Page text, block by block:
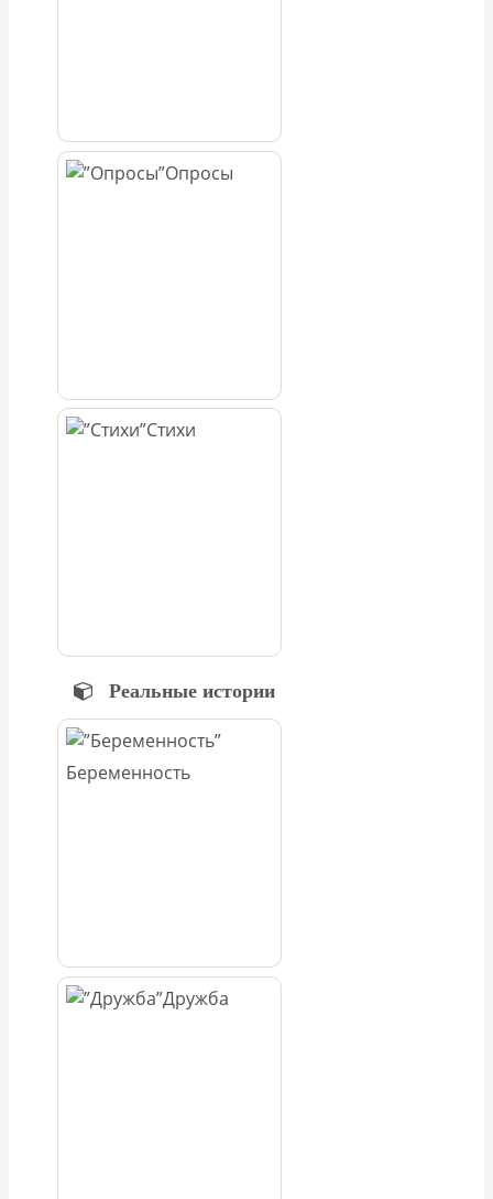
Опросы
Стихи
Реальные истории
Беременность
Дружба